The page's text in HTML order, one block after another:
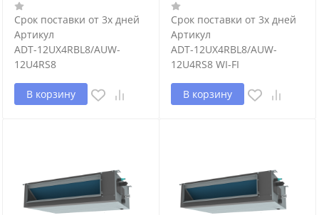
Срок поставки от 3х дней
Артикул
ADT-12UX4RBL8/AUW-
12U4RS8
В корзину
Срок поставки от 3х дней
Артикул
ADT-12UX4RBL8/AUW-
12U4RS8 WI-FI
В корзину